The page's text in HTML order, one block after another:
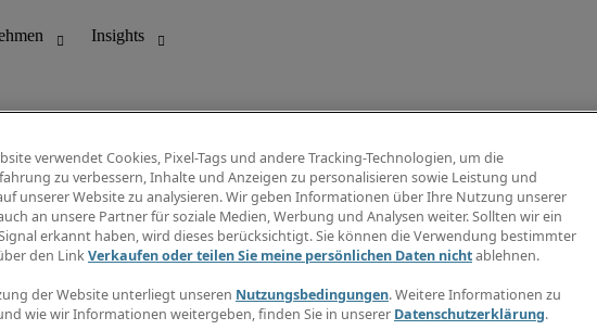
Bereich
Info Center
Jobübersicht
Gehaltsübersicht
E-Learning
verwendet Cookies, Pixel-Tags und andere Tracking-Technologien, um die
zu verbessern, Inhalte und Anzeigen zu personalisieren sowie Leistung und
unserer Website zu analysieren. Wir geben Informationen über Ihre Nutzung unserer
an unsere Partner für soziale Medien, Werbung und Analysen weiter. Sollten wir ein
erkannt haben, wird dieses berücksichtigt. Sie können die Verwendung bestimmter
den LinkVerkaufen oder teilen Sie meine persönlichen Daten nichtablehnen.
der Website unterliegt unseren Nutzungsbedingungen. Weitere Informationen zu
wie wir Informationen weitergeben, finden Sie in unserer Datenschutzerklärung.